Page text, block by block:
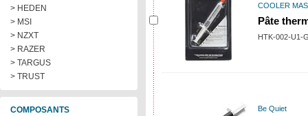
> HEDEN
> MSI
> NZXT
> RAZER
> TARGUS
> TRUST
COMPOSANTS
COOLER
Pâte
HTK-002-U1-
Be Quiet